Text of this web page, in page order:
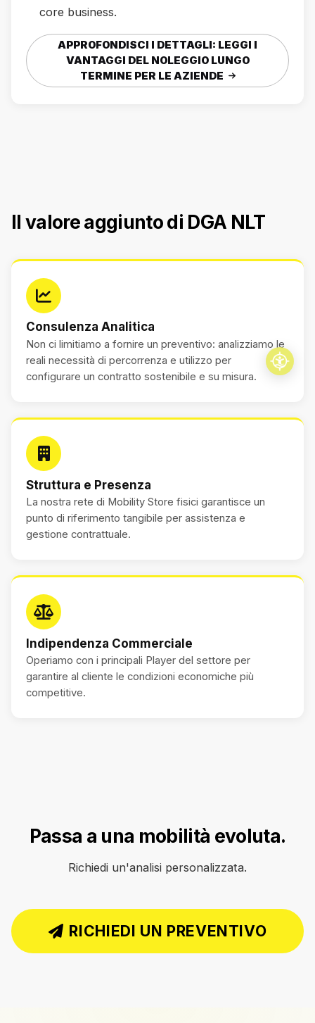
core business.
APPROFONDISCI I DETTAGLI: LEGGI I
VANTAGGI DEL NOLEGGIO LUNGO
TERMINE PER LE AZIENDE
Il valore aggiunto di DGA NLT
Consulenza Analitica
Non ci limitiamo a fornire un preventivo: analizziamo le
reali necessità di percorrenza e utilizzo per
configurare un contratto sostenibile e su misura.
Struttura e Presenza
La nostra rete di Mobility Store fisici garantisce un
punto di riferimento tangibile per assistenza e
gestione contrattuale.
Indipendenza Commerciale
Operiamo con i principali Player del settore per
garantire al cliente le condizioni economiche più
competitive.
Passa a una mobilità evoluta.
Richiedi un'analisi personalizzata.
RICHIEDI UN PREVENTIVO